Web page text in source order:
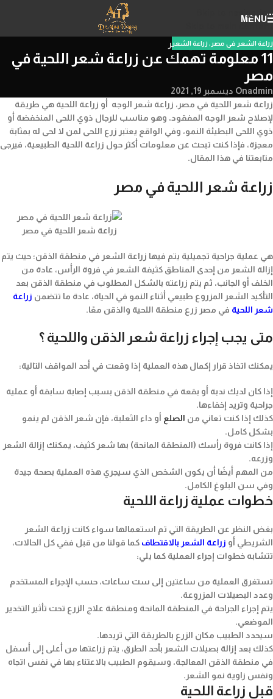
Skip to navigation
MENU
زراعة الشعر في مصر , زراعة الشعر
11 معلومة تهمك عن زراعة شعر اللحية في
مصر
adminOn ديسمبر 19, 2021
زراعة شعر اللحية في مصر، زراعة شعر الوجه أو زراعة اللحية هي طريقة
لإصلاح شعر الوجه المفقود، وهو مناسب للرجال ذوي اللحى المنخفضة أو
ذوي اللحى البطيئة النمو، وفي الواقع يعتبر زرع اللحى لمن لا لحى له بمثابة
معجزة، فإذا كنت تبحث عن معلومات أكثر حول زراعة اللحية الطبيعية، فيرجى
متابعتنا في هذا المقال.
زراعة شعر اللحية في مصر
زراعة شعر اللحية في مصر
هي عملية جراحية تجميلية يتم فيها زراعة الشعر في منطقة الذقن؛ حيث يتم
إزالة الشعر من إحدى المناطق كثيفة الشعر في فروة الرأس، عادة من
الخلف أو الجانب، ثم يتم زراعته بالشكل المطلوب في منطقة الذقن بعد
التأكيد الشعر المزروع طبيعي أثناء النمو في الحياة، عادة ما تتضمن زراعة
شعر اللحية في مصر زرع منطقة اللحية والذقن معًا.
متى يجب إجراء زراعة شعر الذقن واللحية ؟
يمكنك اتخاذ قرار إكمال هذه العملية إذا وقعت في أحد المواقف التالية:
إذا كان لديك ندبة أو بقعة في منطقة الذقن بسبب إصابة سابقة أو عملية
جراحية وتريد إخفاءها.
كذلك إذا كنت تعاني من الصلع أو داء الثعلبة، فإن شعر الذقن لم ينمو
بشكل كامل.
إذا كانت فروة رأسك (المنطقة المانحة) بها شعر كثيف، يمكنك إزالة الشعر
وزرعه.
من المهم أيضًا أن يكون الشخص الذي سيجري هذه العملية بصحة جيدة
وفي سن البلوغ الكامل.
خطوات عملية زراعة اللحية
بغض النظر عن الطريقة التي تم استعمالها سواء كانت زراعة الشعر
الشريطي أو زراعة الشعر بالاقتطاف كما قولنا من قبل ففي كل الحالات،
تتشابه خطوات إجراء العملية كما يلي:
تستغرق العملية من ساعتين إلى ست ساعات، حسب الإجراء المستخدم
وعدد البصيلات المزروعة.
يتم إجراء الجراحة في المنطقة المانحة ومنطقة علاج الزرع تحت تأثير التخدير
الموضعي.
سيحدد الطبيب مكان الزرع بالطريقة التي تريدها.
كذلك بعد إزالة بصيلات الشعر بأحد الطرق، يتم زراعتها من أعلى إلى أسفل
في منطقة الذقن المعالجة، وسيقوم الطبيب بالاعتناء بها في نفس اتجاه
ونفس زاوية نمو الشعر.
قبل زراعة اللحية